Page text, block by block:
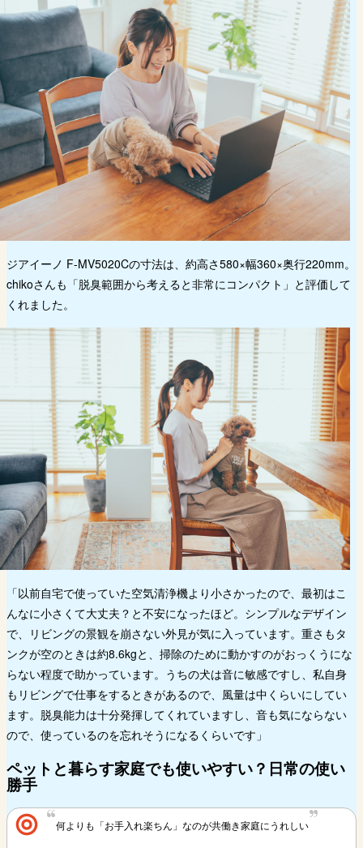
ジアイーノ F-MV5020Cの寸法は、約高さ580×幅360×奥行220mm。
chikoさんも「脱臭範囲から考えると非常にコンパクト」と評価して
くれました。
「以前自宅で使っていた空気清浄機より小さかったので、最初はこ
んなに小さくて大丈夫？と不安になったほど。シンプルなデザイン
で、リビングの景観を崩さない外見が気に入っています。重さもタ
ンクが空のときは約8.6kgと、掃除のために動かすのがおっくうにな
らない程度で助かっています。うちの犬は音に敏感ですし、私自身
もリビングで仕事をするときがあるので、風量は中くらいにしてい
ます。脱臭能力は十分発揮してくれていますし、音も気にならない
ので、使っているのを忘れそうになるくらいです」
ペットと暮らす家庭でも使いやすい？日常の使い
勝手
何よりも「お手入れ楽ちん」なのが共働き家庭にうれしい